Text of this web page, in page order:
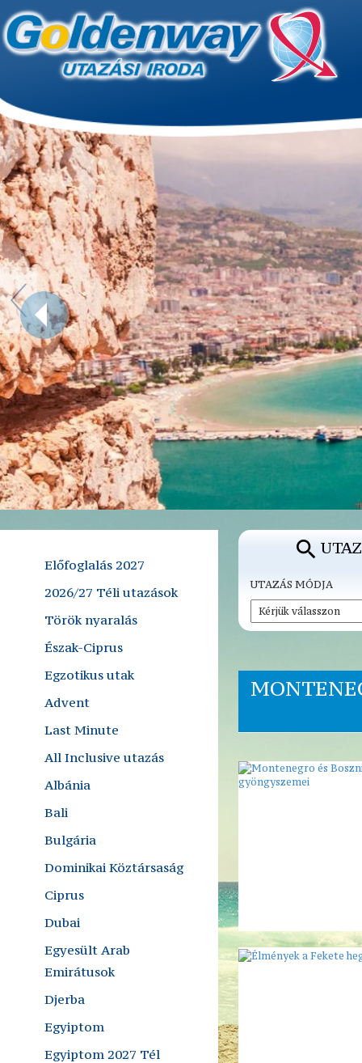
Előfoglalás 2027
2026/27 Téli utazások
Török nyaralás
Észak-Ciprus
Egzotikus utak
Advent
Last Minute
All Inclusive utazás
Albánia
Bali
Bulgária
Dominikai Köztársaság
Ciprus
Dubai
Egyesült Arab
Emirátusok
Djerba
Egyiptom
Egyiptom 2027 Tél
UTAZÁS MÓDJA